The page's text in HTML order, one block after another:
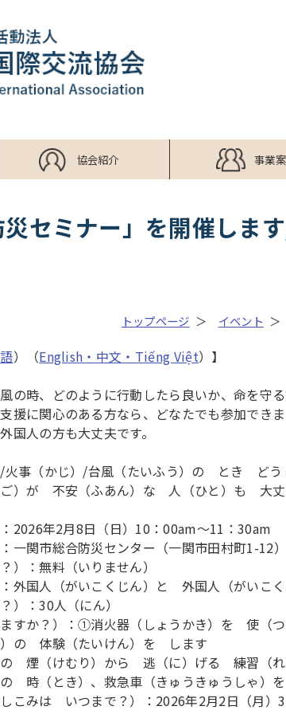
協会紹介 事業
災セミナー」を開催し
トップページ イベント
）（English・中文・Tiếng Việt）】
の時、どのように行動したら良いか、命を守
援に関心のある方なら、どなたでも参加できま
国人の方も大丈夫です。
/火事（かじ）/台風（たいふう）の とき ど
ご）が 不安（ふあん）な 人（ひと）も 大丈
：2026年2月8日（日）10：00am～11：30am
：一関市総合防災センター（一関市田村町1-12）
）：無料（いりません）
：外国人（がいこくじん）と 外国人（がい
）：30人（にん）
すか？）：①消火器（しょうかき）を 使
の 体験（たいけん）を します
煙（けむり）から 逃（に）げる 練習（
時（とき）、救急車（きゅうきゅうしゃ
しこみは いつまで？）：2026年2月2日（月）